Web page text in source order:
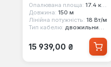
Опалювана площа: 17.4 кв.м
Довжина: 150 м
Лінійна потужність: 18 Вт/м
Тип кабелю: двожильний екранований
Звичайна ціна:
15 939,00 ₴